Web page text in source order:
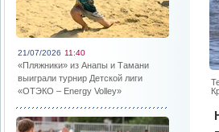
21/07/2026 11:40
«Пляжники» из Анапы и Тамани
выиграли турнир Детской лиги
«ОТЭКО – Energy Volley»